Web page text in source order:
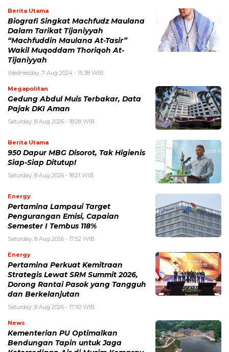
Berita Utama
Biografi Singkat Machfudz Maulana
Dalam Tarikat Tijaniyyah
“Machfuddin Maulana At-Tasir”
Wakil Muqoddam Thoriqoh At-
Tijaniyyah
Wednesday, 7 Aug 2024 - 15:38 WIB
Megapolitan
Gedung Abdul Muis Terbakar, Data
Pajak DKI Aman
Saturday, 8 Aug 2026 - 18:28 WIB
Berita Utama
950 Dapur MBG Disorot, Tak Higienis
Siap-Siap Ditutup!
Saturday, 8 Aug 2026 - 18:21 WIB
Energy
Pertamina Lampaui Target
Pengurangan Emisi, Capaian
Semester I Tembus 118%
Saturday, 8 Aug 2026 - 17:52 WIB
Energy
Pertamina Perkuat Kemitraan
Strategis Lewat SRM Summit 2026,
Dorong Rantai Pasok yang Tangguh
dan Berkelanjutan
Saturday, 8 Aug 2026 - 17:50 WIB
News
Kementerian PU Optimalkan
Bendungan Tapin untuk Jaga